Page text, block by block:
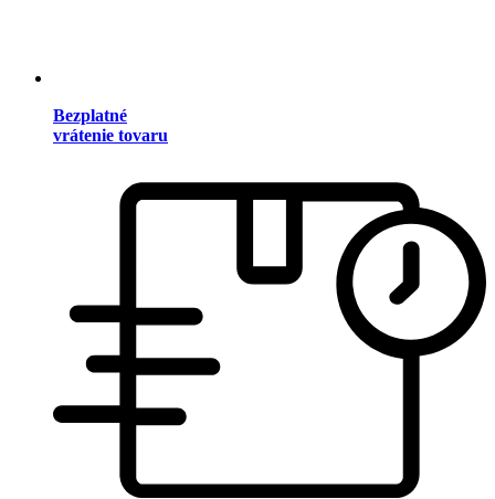
Bezplatné
vrátenie tovaru